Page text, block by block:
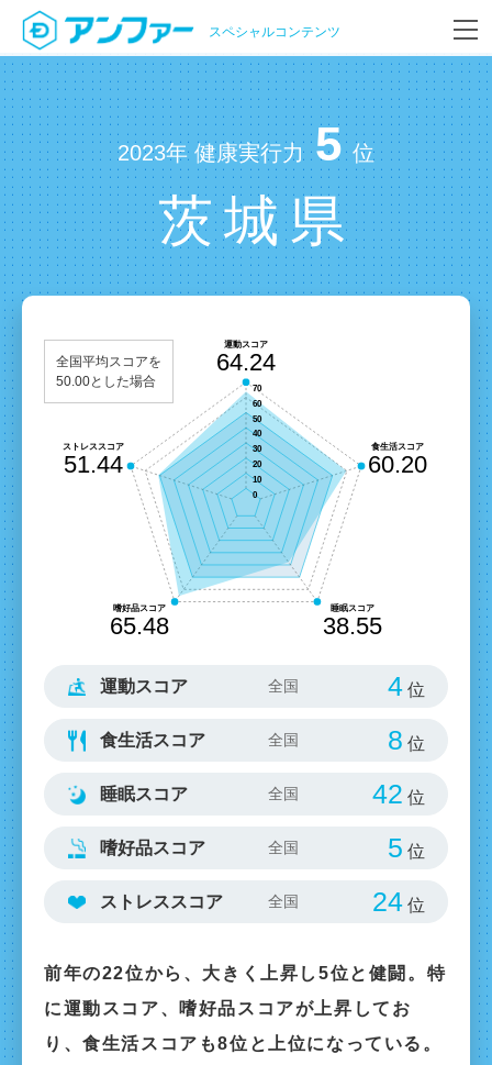
スペシャルコンテンツ
2023年 健康実行力 5 位
茨城県
全国平均スコアを
50.00とした場合
運動スコア 4 位
食生活スコア 8 位
睡眠スコア 42 位
嗜好品スコア 5 位
ストレススコア 24 位
前年の22位から、大きく上昇し5位と健闘。特
に運動スコア、嗜好品スコアが上昇してお
り、食生活スコアも8位と上位になっている。